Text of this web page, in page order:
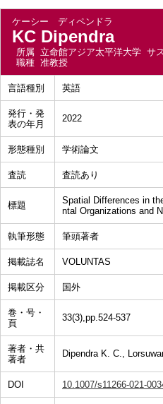
ケーシー ディペンドラ
KC Dipendra
所属 立命館アジア太平洋大学 サ
職種 准教授
言語種別 英語
発行・発
表の年月
2022
形態種別 学術論文
査読 査読あり
標題
Spatial Differences in
ntal Organizations and
執筆形態 筆頭著者
掲載誌名 VOLUNTAS
掲載区分 国外
巻・号・
頁
33(3),pp.524-537
著者・共
著者
Dipendra K. C.,
DOI 10.1007/s11266-021-